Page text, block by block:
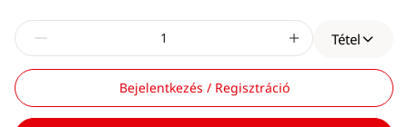
Tétel
Bejelentkezés / Regisztráció